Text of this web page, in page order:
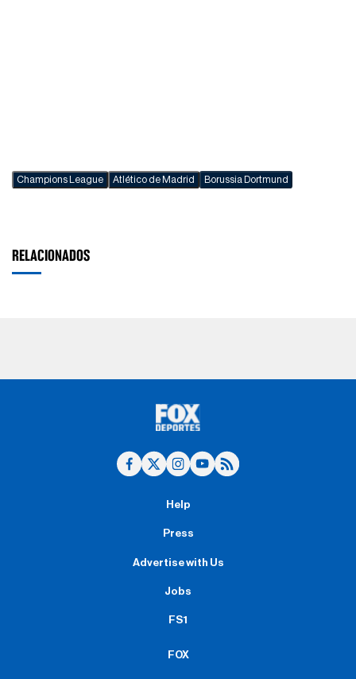
Champions League Atlético de Madrid Borussia Dortmund
RELACIONADOS
Help
Press
Advertise with Us
Jobs
FS1
FOX